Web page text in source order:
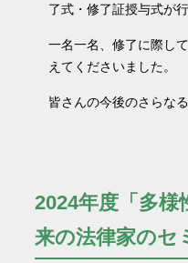
了式・修了証授与式が
一名一名、修了に際し
えてくださいました。
皆さんの今後のさらな
2024年度「多
来の法律家のセ